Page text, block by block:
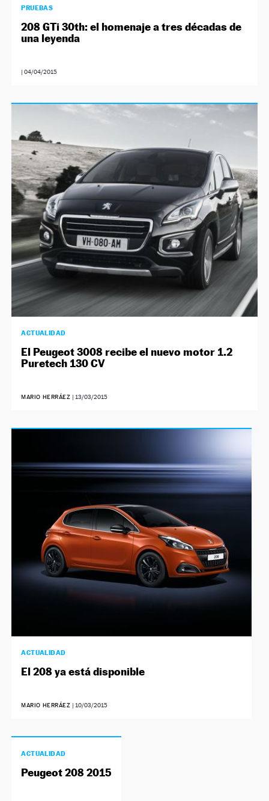
PRUEBAS
208 GTi 30th: el homenaje a tres décadas de
una leyenda
|04/04/2015
ACTUALIDAD
El Peugeot 3008 recibe el nuevo motor 1.2
Puretech 130 CV
MARIO HERRÁEZ | 13/03/2015
ACTUALIDAD
El 208 ya está disponible
MARIO HERRÁEZ | 10/03/2015
ACTUALIDAD
Peugeot 208 2015